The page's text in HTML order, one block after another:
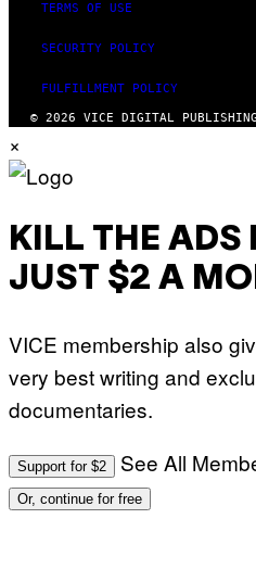
TERMS OF USE
SECURITY POLICY
FULFILLMENT POLICY
© 2026 VICE DIGITAL
×
KILL THE ADS
JUST $2 A
VICE membership also
very best writing and
documentaries.
Support for $2 See All
Or, continue for free